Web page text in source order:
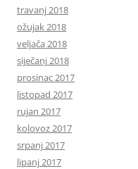
travanj 2018
ožujak 2018
veljača 2018
siječanj 2018
prosinac 2017
listopad 2017
rujan 2017
kolovoz 2017
srpanj 2017
lipanj 2017